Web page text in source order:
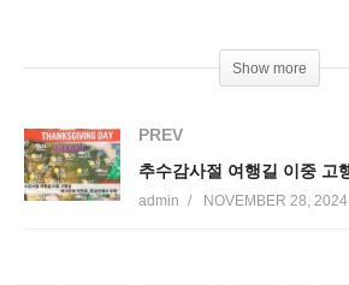
Show more
PREV
admin NOVEMBER 28, 2024